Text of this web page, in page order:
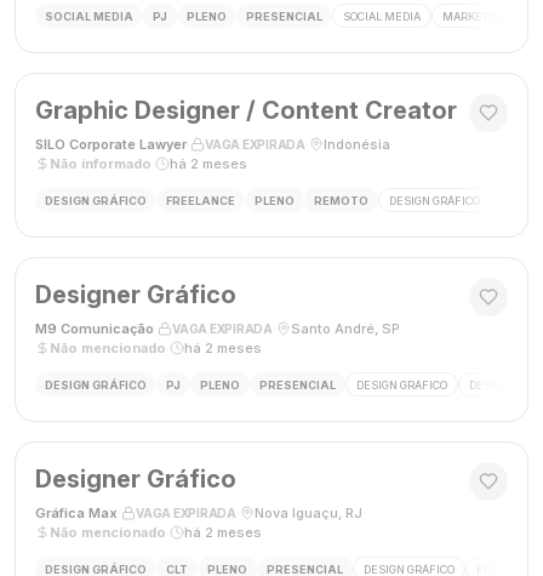
SOCIAL MEDIA PJ PLENO PRESENCIAL SOCIAL MEDIA MARKETING
Graphic Designer / Content Creator
SILO Corporate Lawyer VAGA EXPIRADA Indonésia
Não informado
há 2 meses
DESIGN GRÁFICO FREELANCE PLENO REMOTO DESIGN GRÁFICO
Designer Gráfico
M9 Comunicação VAGA EXPIRADA Santo André, SP
Não mencionado
há 2 meses
DESIGN GRÁFICO PJ PLENO PRESENCIAL DESIGN GRÁFICO DESIGNER
Designer Gráfico
Gráfica Max VAGA EXPIRADA Nova Iguaçu, RJ
Não mencionado
há 2 meses
DESIGN GRÁFICO CLT PLENO PRESENCIAL DESIGN GRÁFICO